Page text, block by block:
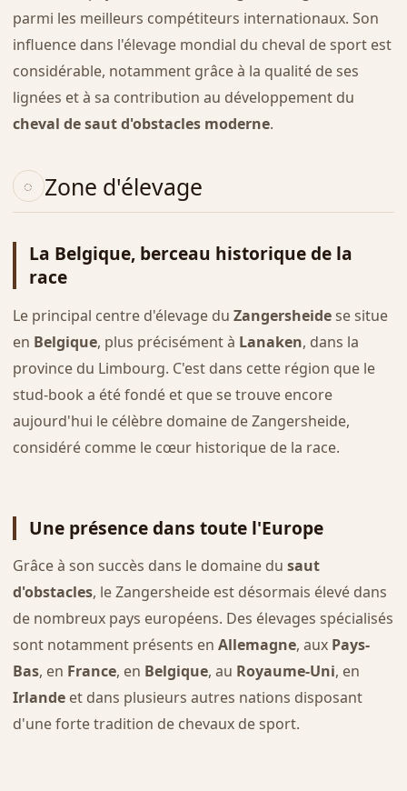
parmi les meilleurs compétiteurs internationaux. Son
influence dans l'élevage mondial du cheval de sport est
considérable, notamment grâce à la qualité de ses
lignées et à sa contribution au développement du
cheval de saut d'obstacles moderne.
Zone d'élevage
La Belgique, berceau historique de la
race
Le principal centre d'élevage du Zangersheidese situe
en Belgique, plus précisément à Lanaken, dans la
province du Limbourg. C'est dans cette région que le
stud-book a été fondé et que se trouve encore
aujourd'hui le célèbre domaine de Zangersheide,
considéré comme le cœur historique de la race.
Une présence dans toute l'Europe
Grâce à son succès dans le domaine du saut
d'obstacles, le Zangersheide est désormais élevé dans
de nombreux pays européens. Des élevages spécialisés
sont notamment présents en Allemagne, aux Pays-
Bas, en France, en Belgique, au Royaume-Uni, en
Irlandeet dans plusieurs autres nations disposant
d'une forte tradition de chevaux de sport.